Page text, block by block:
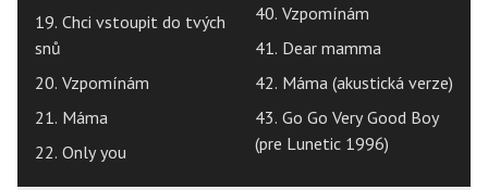
19. Chci vstoupit do tvých
snů
20. Vzpomínám
21. Máma
22. Only you
40. Vzpomínám
41. Dear mamma
42. Máma (akustická verze)
43. Go Go Very Good Boy
(pre Lunetic 1996)